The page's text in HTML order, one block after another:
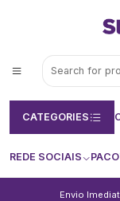
CATEGORIES
REDE SOCIAIS
Envio